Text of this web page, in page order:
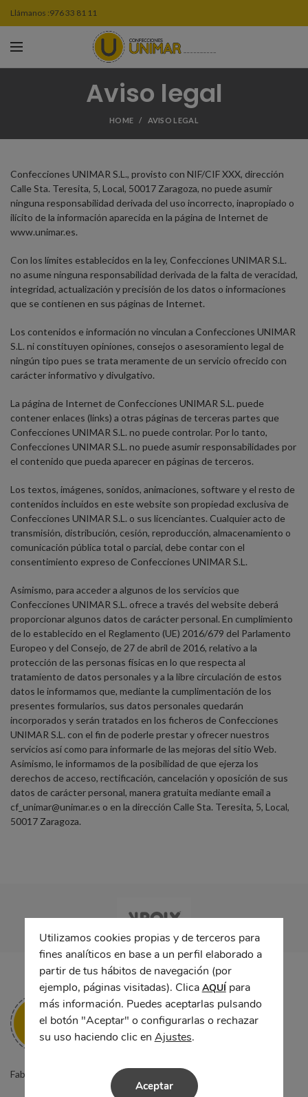
Llámanos :976 33 81 11
Aviso legal
HOME AVISO LEGAL
Confecciones UNIMAR S.L., provisto con NIF/CIF XXX, dirección
Calle Sta. Teresita, 5, Local, 50017 Zaragoza, no puede asumir
ninguna responsabilidad derivada del uso incorrecto, inapropiado o
ilícito de la información aparecida en la página de Internet de
www.unimar.es.
Con los límites establecidos en la ley, Confecciones UNIMAR S.L.
no asume ninguna responsabilidad derivada de la falta de veracidad,
integridad, actualización y precisión de los datos o informaciones
que se contienen en sus páginas de Internet.
Los contenidos e información no vinculan a Confecciones UNIMAR
S.L. ni constituyen opiniones, consejos o asesoramiento legal de
ningún tipo pues se trata meramente de un servicio ofrecido con
carácter informativo y divulgativo.
La página de Internet de Confecciones UNIMAR S.L. puede
contener enlaces (links) a otras páginas de terceras partes que
Confecciones UNIMAR S.L. no puede controlar. Por lo tanto,
Confecciones UNIMAR S.L. no puede asumir responsabilidades por
el contenido que pueda aparecer en páginas de terceros.
Los textos, imágenes, sonidos, animaciones, software y el resto de
contenidos incluidos en este website son propiedad exclusiva de
Confecciones UNIMAR S.L. o sus licenciantes. Cualquier acto de
transmisión, distribución, cesión, reproducción, almacenamiento o
comunicación pública total o parcial, debe contar con el
consentimiento expreso de Confecciones UNIMAR S.L.
Asimismo, para acceder a algunos de los servicios que
Confecciones UNIMAR S.L. ofrece a través del website deberá
proporcionar algunos datos de carácter personal. En cumplimiento
de lo establecido en el Reglamento (UE) 2016/679 del Parlamento
Europeo y del Consejo, de 27 de abril de 2016, relativo a la
protección de las personas físicas en lo que respecta al
tratamiento de datos personales y a la libre circulación de estos
datos le informamos que, mediante la cumplimentación de los
presentes formularios, sus datos personales quedarán
incorporados y serán tratados en los ficheros de Confecciones
UNIMAR S.L. con el fin de poderle prestar y ofrecer nuestros
servicios así como para informarle de las mejoras del sitio Web.
Asimismo, le informamos de la posibilidad de que ejerza los
derechos de acceso, rectificación, cancelación y oposición de sus
datos de carácter personal, manera gratuita mediante email a
cf_unimar@unimar.es o en la dirección Calle Sta. Teresita, 5, Local,
50017 Zaragoza.
Fabricantes de ropa laboral y uniformes de trabajo en Zaragoza.
Utilizamos cookies propias y de terceros para
fines analíticos en base a un perfil elaborado a
partir de tus hábitos de navegación (por
ejemplo, páginas visitadas). Clica AQUÍpara
más información. Puedes aceptarlas pulsando
el botón "Aceptar" o configurarlas o rechazar
su uso haciendo clic en Ajustes.
Aceptar